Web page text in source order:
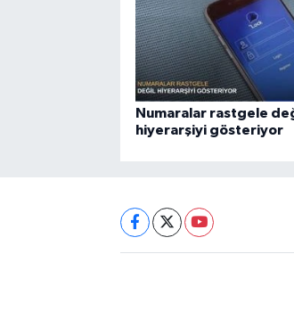
Numaralar rastgele
hiyerarşiyi gösteriyor